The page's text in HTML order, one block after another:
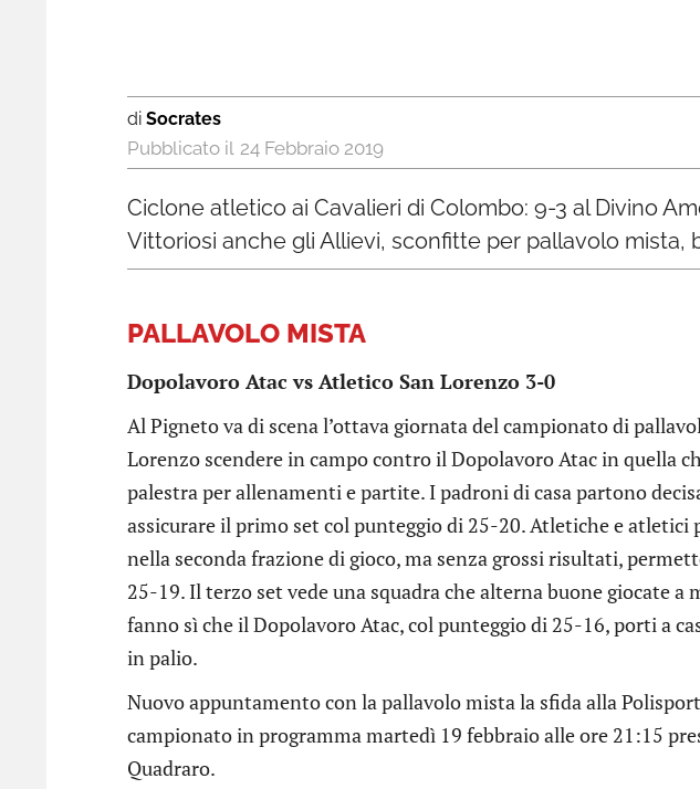
di Socrates
24 Febbraio 2019
Ciclone atletico ai Cavalieri di Colombo: 9-3 al Divino
Vittoriosi anche gli Allievi, sconfitte per pallavolo mista,
PALLAVOLO MISTA
Dopolavoro Atac vs Atletico San Lorenzo 3-0
Al Pigneto va di scena l’ottava giornata del campionato di
Lorenzo scendere in campo contro il Dopolavoro Atac in quella
palestra per allenamenti e partite. I padroni di casa partono
assicurare il primo set col punteggio di 25-20. Atletiche e
nella seconda frazione di gioco, ma senza grossi risultati,
25-19. Il terzo set vede una squadra che alterna buone giocate
fanno sì che il Dopolavoro Atac, col punteggio di 25-16, porti a
in palio.
Nuovo appuntamento con la pallavolo mista la sfida alla
campionato in programma martedì 19 febbraio alle ore 21:15
Quadraro.